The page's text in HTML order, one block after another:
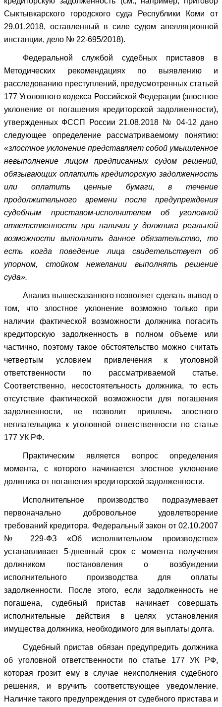
Сыктывкарского городского суда Республики Коми от
29.01.2018, оставленный в силе судом апелляционной
инстанции, дело № 22-695/2018).
Федеральной службой судебных приставов в
Методических рекомендациях по выявлению и
расследованию преступлений, предусмотренных статьей
177 Уголовного кодекса Российской Федерации (злостное
уклонение от погашения кредиторской задолженности),
утвержденных ФССП России 21.08.2018 № 04-12 дано
следующее определение рассматриваемому понятию:
«злостное уклонение представляет собой умышленное
невыполнение лицом предписанных судом решений,
обязывающих оплатить кредиторскую задолженность
или оплатить ценные бумаги, в течение
продолжительного времени после предупреждения
судебным приставом-исполнителем об уголовной
ответственности при наличии у должника реальной
возможности выполнить данное обязательство, то
есть когда поведение лица свидетельствует об
упорном, стойком нежелании выполнять решение
суда».
Анализ вышесказанного позволяет сделать вывод о
том, что злостное уклонение возможно только при
наличии фактической возможности должника погасить
кредиторскую задолженность в полном объеме или
частично, поэтому такое обстоятельство можно считать
четвертым условием привлечения к уголовной
ответственности по рассматриваемой статье.
Соответственно, несостоятельность должника, то есть
отсутствие фактической возможности для погашения
задолженности, не позволит привлечь злостного
неплательщика к уголовной ответственности по статье
177 УК РФ.
Практическим является вопрос определения
момента, с которого начинается злостное уклонение
должника от погашения кредиторской задолженности.
Исполнительное производство подразумевает
первоначально добровольное удовлетворение
требований кредитора. Федеральный закон от 02.10.2007
№ 229-ФЗ «Об исполнительном производстве»
устанавливает 5-дневный срок с момента получения
должником постановления о возбуждении
исполнительного производства для оплаты
задолженности. После этого, если задолженность не
погашена, судебный пристав начинает совершать
исполнительные действия в целях установления
имущества должника, необходимого для выплаты долга.
Судебный пристав обязан предупредить должника
об уголовной ответственности по статье 177 УК РФ,
которая грозит ему в случае неисполнения судебного
решения, и вручить соответствующее уведомление.
Наличие такого предупреждения от судебного пристава и